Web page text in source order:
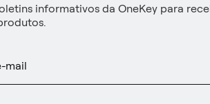
informativos da OneKey para